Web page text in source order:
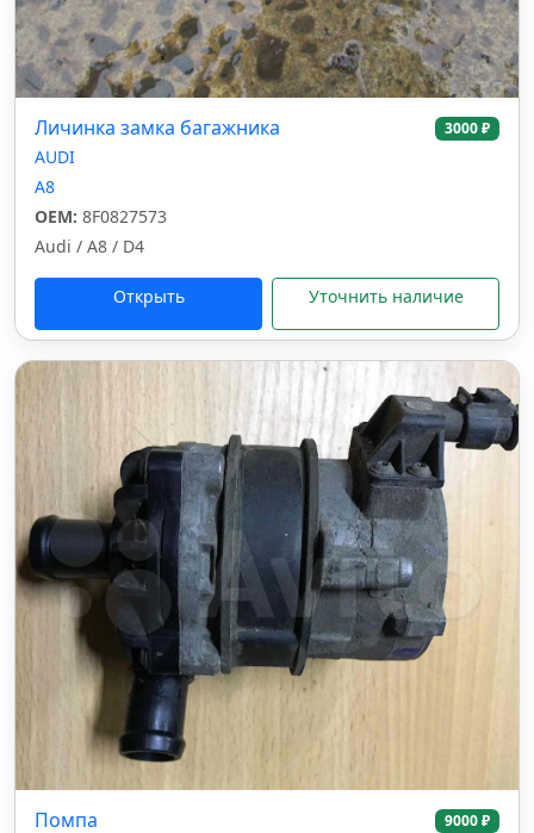
Личинка замка багажника 3000 ₽
AUDI
A8
OEM: 8F0827573
Audi / A8 / D4
Открыть Уточнить наличие
Помпа 9000 ₽